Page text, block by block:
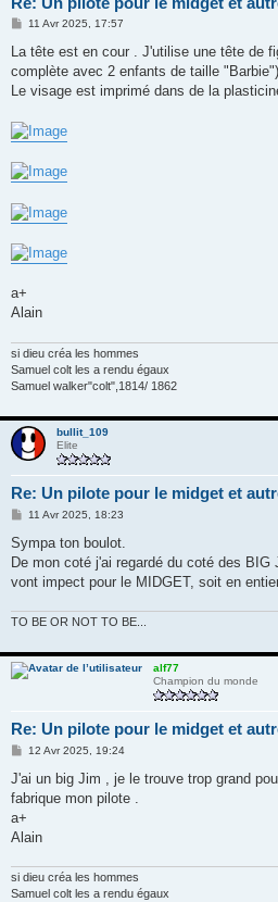
M
s
a
g
11 Avr 2025, 17:57
La tête est en cour . J'utilise une tête de
complète avec 2 enfants de taille
Le visage est imprimé dans de la
a+
Alain
si dieu créa les hommes
Samuel colt les a rendu égaux
Samuel walker"colt",1814/ 1862
bullit_109
Elite
Re: Un pilote pour le midget et
M
s
s
a
g
11 Avr 2025, 18:23
Sympa ton boulot.
De mon coté j'ai regardé du coté des
vont impect pour le MIDGET, soit en
TO BE OR NOT TO BE...
alf77
Champion du monde
Re: Un pilote pour le midget et
M
s
a
g
12 Avr 2025, 19:24
J'ai un big Jim , je le trouve trop grand
fabrique mon pilote .
a+
Alain
si dieu créa les hommes
Samuel colt les a rendu égaux